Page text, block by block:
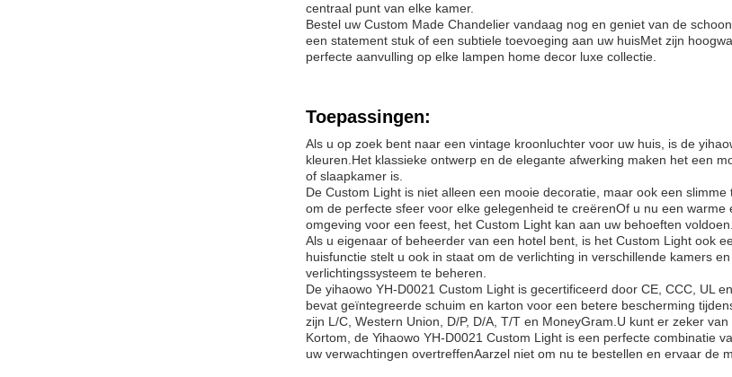
centraal punt van elke kamer.
Bestel uw Custom Made Chandelier vandaag nog en geniet van de
een statement stuk of een subtiele toevoeging aan uw huisMet zijn
perfecte aanvulling op elke lampen home decor luxe collectie.
Toepassingen:
Als u op zoek bent naar een vintage kroonluchter voor uw huis, is de
kleuren.Het klassieke ontwerp en de elegante afwerking maken het een
of slaapkamer is.
De Custom Light is niet alleen een mooie decoratie, maar ook een
om de perfecte sfeer voor elke gelegenheid te creërenOf u nu een
omgeving voor een feest, het Custom Light kan aan uw behoeften voldoen.
Als u eigenaar of beheerder van een hotel bent, is het Custom Light ook
huisfunctie stelt u ook in staat om de verlichting in verschillende kamers
verlichtingssysteem te beheren.
De yihaowo YH-D0021 Custom Light is gecertificeerd door CE, CCC, UL
bevat geïntegreerde schuim en karton voor een betere bescherming
zijn L/C, Western Union, D/P, D/A, T/T en MoneyGram.U kunt er zeker
Kortom, de Yihaowo YH-D0021 Custom Light is een perfecte combinatie
uw verwachtingen overtreffenAarzel niet om nu te bestellen en ervaar de